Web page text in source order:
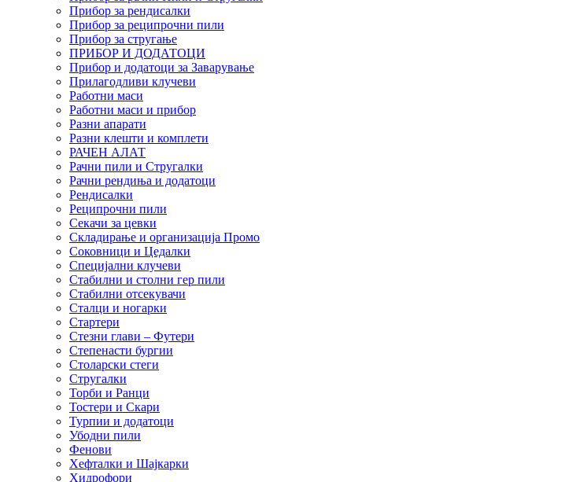
Прибор за рендисалки
Прибор за реципрочни пили
Прибор за стругање
ПРИБОР И ДОДАТОЦИ
Прибор и додатоци за Заварување
Прилагодливи клучеви
Работни маси
Работни маси и прибор
Разни апарати
Разни клешти и комплети
РАЧЕН АЛАТ
Рачни пили и Стругалки
Рачни рендиња и додатоци
Рендисалки
Реципрочни пили
Секачи за цевки
Складирање и организација Промо
Соковници и Цедалки
Специјални клучеви
Стабилни и столни гер пили
Стабилни отсекувачи
Сталци и ногарки
Стартери
Стезни глави – Футери
Степенасти бургии
Столарски стеги
Стругалки
Торби и Ранци
Тостери и Скари
Турпии и додатоци
Убодни пили
Фенови
Хефталки и Шајкарки
Хидрофори